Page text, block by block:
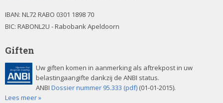
IBAN: NL72 RABO 0301 1898 70
BIC: RABONL2U - Rabobank Apeldoorn
Giften
Uw giften komen in aanmerking als aftrekpost in uw
belastingaangifte dankzij de ANBI status.
ANBI Dossier nummer 95.333 (pdf) (01-01-2015).
Lees meer »